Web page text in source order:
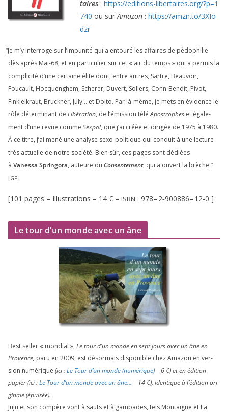
taires : https://​edi​tions​-liber​taires​.org/​?​p​=​1
740 ou sur Amazon : https://​amzn​.to/​3​X​I​o​
dzr
“Je m’y inter­roge sur l’impunité qui a entou­ré les affaires de pédo­phi­lie
dès après Mai-68, et en par­ti­cu­lier sur cet « air du temps » qui a per­mis la
com­pli­ci­té d’une cer­taine élite dont, entre autres, Sartre, Beauvoir,
Foucault, Hocquenghem, Schérer, Duvert, Sollers, Cohn-Bendit, Pivot,
Finkielkraut, Bruckner, July… et Dolto. Par là-même, je mets en évi­dence le
rôle déter­mi­nant de Libération, de l’émission téléApostrophes et éga­le­
ment d’une revue comme Sexpol, que j’ai créée et diri­gée de 1975 à 1980.
À ce titre, j’ai mené une ana­lyse sexo-poli­tique qui conduit à une lec­ture
très actuelle de notre socié­té. Bien sûr, ces pages sont dédiées
à Vanessa Springora, auteure du Consentement, qui a ouvert la brèche.”
[GP]
[101 pages – Illustrations – 14 € – ISBN : 978–2‑900886–12‑0 ]
Le tour d’un monde avec un âne
Best sel­ler « mon­dial », Le tour d’un monde en sept jours avec un âne en
Provence, paru en 2009, est désor­mais dis­po­nible chez Amazon en ver­
sion numé­rique (ici :Le Tour d’un monde (numé­rique)–6€) et en édi­tion
papier (ici :Le Tour d’un monde avec un âne… – 14€), iden­tique à l’é­di­tion ori­
gi­nale (épui­sée).
Juju et son com­père vont à sauts et à gam­bades, tels Montaigne et La